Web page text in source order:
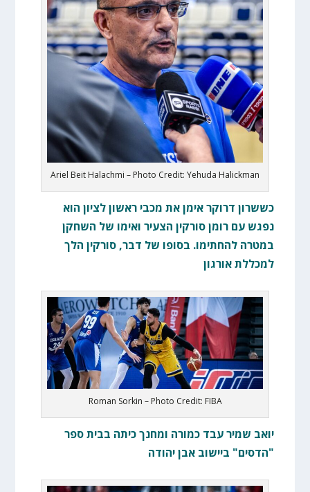
Ariel Beit Halachmi – Photo Credit: Yehuda Halickman
כששרון דרוקר אימן את מכבי ראשון לציון הוא
נפגש עם רומן סורקין הצעיר ואימו של השחקן
במטרה להחתימו. בסופו של דבר, סורקין הלך
למכללת אורגון
Roman Sorkin – Photo Credit: FIBA
יואב שמיר עבד כמורה ומחנך כיתה בבית ספר
"הדסים" ביישוב אבן יהודה